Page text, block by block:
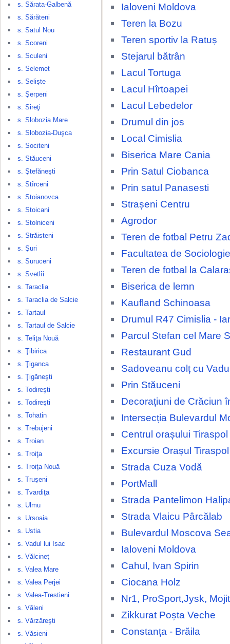
s. Sărata-Galbenă
s. Sărăteni
s. Satul Nou
s. Scoreni
s. Sculeni
s. Selemet
s. Selişte
s. Şerpeni
s. Sireţi
s. Slobozia Mare
s. Slobozia-Duşca
s. Sociteni
s. Stăuceni
s. Ştefăneşti
s. Stîrceni
s. Stoianovca
s. Stoicani
s. Stolniceni
s. Străisteni
s. Şuri
s. Suruceni
s. Svetlîi
s. Taraclia
s. Taraclia de Salcie
s. Tartaul
s. Tartaul de Salcie
s. Teliţa Nouă
s. Ţibirica
s. Ţiganca
s. Ţigăneşti
s. Todireşti
s. Todireşti
s. Tohatin
s. Trebujeni
s. Troian
s. Troiţa
s. Troiţa Nouă
s. Truşeni
s. Tvardiţa
s. Ulmu
s. Ursoaia
s. Ustia
s. Vadul lui Isac
s. Vălcineţ
s. Valea Mare
s. Valea Perjei
s. Valea-Trestieni
s. Văleni
s. Vărzăreşti
s. Văsieni
Ialoveni Moldova
Teren la Bozu
Teren sportiv la Ratuș
Stejarul bătrân
Lacul Tortuga
Lacul Hîrtoapei
Lacul Lebedelor
Drumul din jos
Local Cimislia
Biserica Mare Cania
Prin Satul Ciobanca
Prin satul Panasesti
Strașeni Centru
Agrodor
Teren de fotbal Petru
Facultatea de
Teren de fotbal la
Biserica de lemn
Kaufland Schinoasa
Drumul R47 Cimislia -
Parcul Stefan cel Mare
Restaurant Gud
Sadoveanu colț cu
Prin Stăuceni
Decorațiuni de Crăciun
Intersecția Bulevardul
Centrul orașului Tiraspol
Excursie Orașul Tiraspol
Strada Cuza Vodă
PortMall
Strada Pantelimon
Strada Vlaicu Pârcălab
Bulevardul Moscova
Ialoveni Moldova
Cahul, Ivan Spirin
Ciocana Holz
Nr1, ProSport,Jysk,
Zikkurat Poșta Veche
Constanța - Brăila